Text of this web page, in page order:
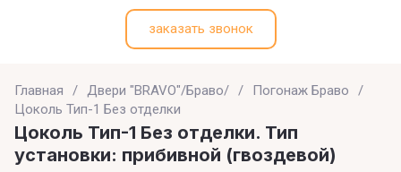
заказать звонок
Главная / Двери "BRAVO"/Браво/ / Погонаж Браво
/
Цоколь Тип-1 Без отделки
Цоколь Тип-1 Без отделки. Тип
установки: прибивной (гвоздевой)